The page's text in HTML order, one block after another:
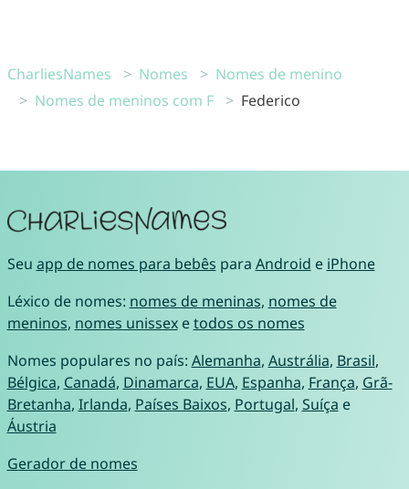
CharliesNames Nomes
Nomes de menino
Nomes de meninos com F
Federico
Seu app de nomes para bebês para Android e iPhone
Léxico de nomes: nomes de meninas, nomes de
meninos, nomes unissexetodos os nomes
Nomes populares no país: Alemanha, Austrália, Brasil,
Bélgica, Canadá, Dinamarca, EUA, Espanha, França, Grã-
Bretanha, Irlanda, Países Baixos, Portugal, Suíça e
Áustria
Gerador de nomes